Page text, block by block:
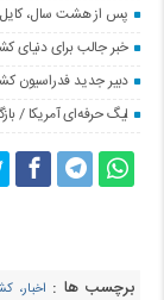
پس از هشت سال،
خبر جالب برای دنیای
دبیر جدید فدراسیون
لیگ حرفه‌ای آمریکا /
برچسب ها : اخبار،